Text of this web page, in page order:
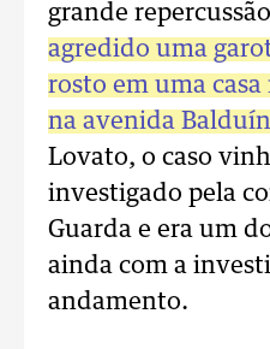
grande
agredido uma
rosto em uma
na avenida
Lovato, o caso
investigado pela
Guarda e era um
ainda com a
andamento.